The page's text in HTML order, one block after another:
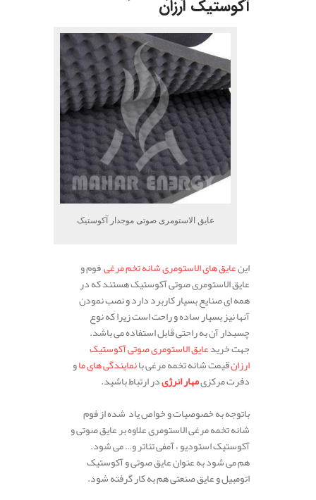
آکوستیک ارزان
عایق الاستومری صوتی موجدار آکوستیک
اینعایق های الاستومری شانه تخم مرغیفوم و
عایق الاستومری صوتی آکوستیک هستند که در
همه ای صنایع بسیار کاربرد دارد و نصب نمودن
آنها نیز بسیار ساده و راحت است زیرا که نوع
چسبدار آن به راحتی قابل استفاده می باشد.
جهت خریدعایق الاستومری صوتی آکوستیک
ارزانقیمت شانه تخمه مرغی بانمایندگی های ماو
دفرت مرکزیمهار انرژیدر ارتباط باشید.
باتوجه به خصوصیات و خواص یاد شده از فوم
شانه تخمه مرغی الاستومری علاوه بر عایق صوتی و
آکوستیک استودیو ، آمفی تئاتر و… می شود.
هم می شود به عنوان عایق صوتی و آکوستیک
اتومبیل و عایق صنعتی هم به کار گرفته شود.